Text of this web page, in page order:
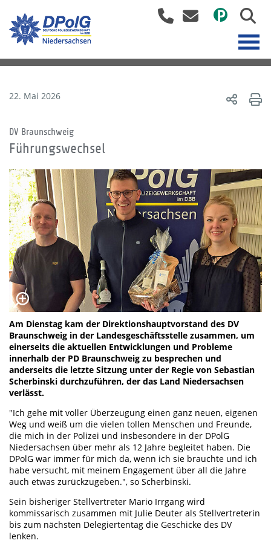
22. Mai 2026
DV Braunschweig
Führungswechsel
Am Dienstag kam der Direktionshauptvorstand des DV
Braunschweig in der Landesgeschäftsstelle zusammen, um
einerseits die aktuellen Entwicklungen und Probleme
innerhalb der PD Braunschweig zu besprechen und
anderseits die letzte Sitzung unter der Regie von Sebastian
Scherbinski durchzuführen, der das Land Niedersachsen
verlässt.
"Ich gehe mit voller Überzeugung einen ganz neuen, eigenen
Weg und weiß um die vielen tollen Menschen und Freunde,
die mich in der Polizei und insbesondere in der DPolG
Niedersachsen über mehr als 12 Jahre begleitet haben. Die
DPolG war immer für mich da, wenn ich sie brauchte und ich
habe versucht, mit meinem Engagement über all die Jahre
auch etwas zurückzugeben.", so Scherbinski.
Sein bisheriger Stellvertreter Mario Irrgang wird
kommissarisch zusammen mit Julie Deuter als Stellvertreterin
bis zum nächsten Delegiertentag die Geschicke des DV
lenken.